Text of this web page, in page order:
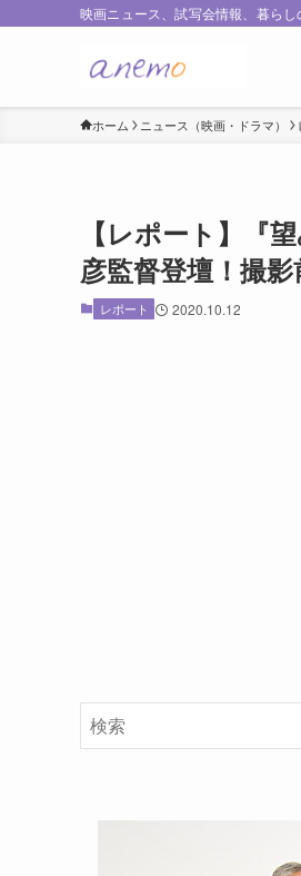
映画ニュース、試写会情報、暮ら
ホーム ニュース（映画・ドラマ）
【レポート】『
彦監督登壇！撮
レポート 2020.10.12